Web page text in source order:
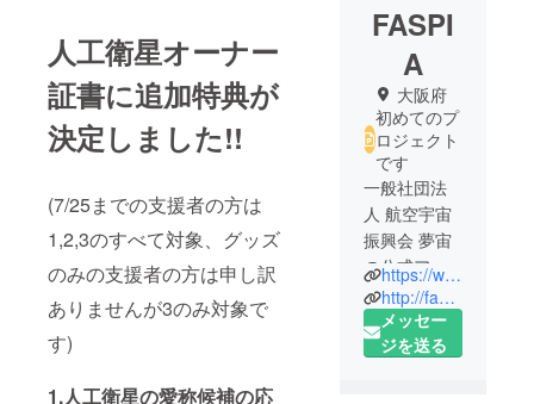
人工衛星オーナー
証書に追加特典が
決定しました!!
(7/25までの支援者の方は
1,2,3のすべて対象、グッズ
のみの支援者の方は申し訳
ありませんが3のみ対象で
す)
1.人工衛星の愛称候補の応
FASPI
A
大阪府
初めてのプ
ロジェクト
です
一般社団法
人 航空宇宙
振興会 夢宙
の公式アカ
ウントで
す。
一般人が人
https://www.facebook.com/dream.satellite.project/
http://faspia.or.jp/
メッセー
ジを送る